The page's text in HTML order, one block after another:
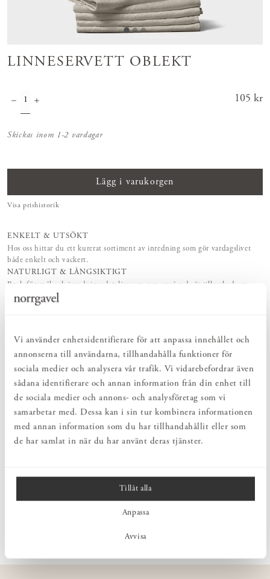
Vi använder enhetsidentifierare för att anpassa innehållet och
annonserna till användarna, tillhandahålla funktioner för
sociala medier och analysera vår trafik. Vi vidarebefordrar även
sådana identifierare och annan information från din enhet till
de sociala medier och annons- och analysföretag som vi
samarbetar med. Dessa kan i sin tur kombinera informationen
med annan information som du har tillhandahållit eller som
de har samlat in när du har använt deras tjänster.
Tillåt alla
Anpassa
Avvisa
LINNESERVETT OBLEKT
Pris :
105 kr
Skickas inom 1-2 vardagar
Lägg i varukorgen
Visa prishistorik
ENKELT & UTSÖKT
Hos oss hittar du ett kurerat sortiment av inredning som gör vardagslivet
både enkelt och vackert.
NATURLIGT & LÅNGSIKTIGT
Bruksföremål och inredningsdetaljer som genomgående är tillverkade av
hållbara naturmaterial.
PRODUKTBESKRIVNING
Duka vackert med linneservetter som ger ett avslappnat och
samtidigt stilrent intryck. Norrgavels servetter är tillverkade i
100% lin. Linet är förtvättat för att ge en mjuk och behaglig servett
torkar snabbt, materialet lämpar sig därför väl till servetter.